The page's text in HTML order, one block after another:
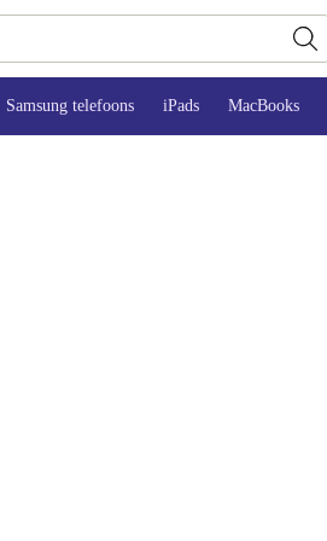
Samsung telefoons iPads MacBooks